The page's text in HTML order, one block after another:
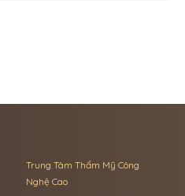
Trung Tâm Thẩm Mỹ Công
Nghệ Cao